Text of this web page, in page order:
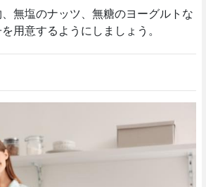
無塩のナッツ、無糖のヨーグルトな
用意するようにしましょう。